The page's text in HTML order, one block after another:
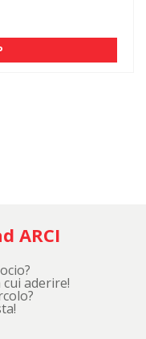
ARCI
aderire!